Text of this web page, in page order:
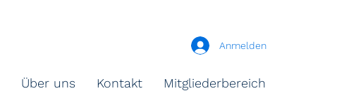
Anmelden
Über uns Kontakt Mitgliederbereich